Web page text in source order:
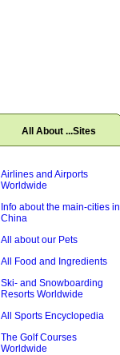
All About ...Sites
Airlines and Airports
Worldwide
Info about the main-cities in
China
All about our Pets
All Food and Ingredients
Ski- and Snowboarding
Resorts Worldwide
All Sports Encyclopedia
The Golf Courses
Worldwide